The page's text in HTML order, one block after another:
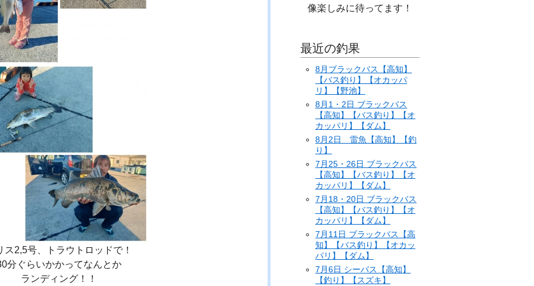
ス2,5号、トラウトロッドで！
分ぐらいかかってなんとか
ランディング！！
像楽しみに待ってます！
最近の釣果
8月ブラックバス【高知】
【バス釣り】【オカッパ
リ】【野池】
8月1・2日 ブラックバス
【高知】【バス釣り】【オ
カッパリ】【ダム】
8月2日 雷魚【高知】【釣
り】
7月25・26日 ブラックバス
【高知】【バス釣り】【オ
カッパリ】【ダム】
7月18・20日 ブラックバス
【高知】【バス釣り】【オ
カッパリ】【ダム】
7月11日 ブラックバス【高
知】【バス釣り】【オカッ
パリ】【ダム】
7月6日 シーバス【高知】
【釣り】【スズキ】